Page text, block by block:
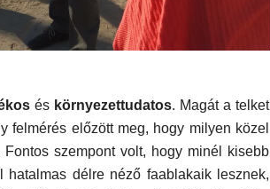
és környezettudatos. Magát a telket
felmérés előzött meg, hogy milyen közel
szempont volt, hogy minél kisebb
hatalmas délre néző faablakaik lesznek,